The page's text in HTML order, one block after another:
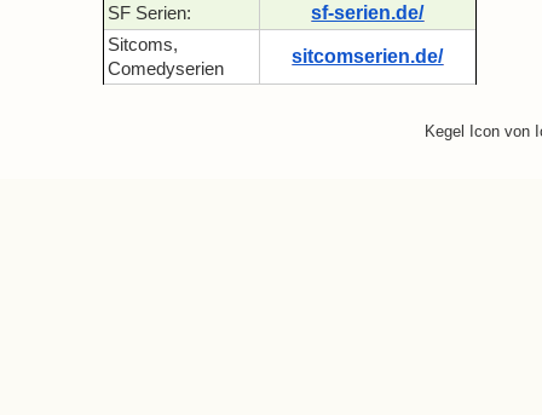
SF Serien: sf-serien.de/
Sitcoms,
Comedyserien
sitcomserien.de/
Kegel Icon von